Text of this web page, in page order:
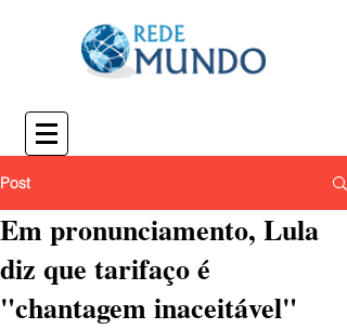
Post
Em pronunciamento, Lula
diz que tarifaço é
"chantagem inaceitável"